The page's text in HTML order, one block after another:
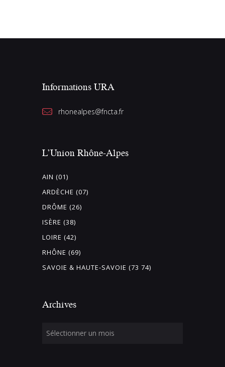
Informations URA
rhonealpes@fncta.fr
L’Union Rhône-Alpes
AIN (01)
ARDÈCHE (07)
DRÔME (26)
ISÈRE (38)
LOIRE (42)
RHÔNE (69)
SAVOIE & HAUTE-SAVOIE (73 74)
Archives